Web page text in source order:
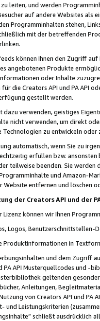
leiten, und werden
auf andere Websites als
Programminhalten stehen,
mit der betreffenden
können Ihnen den Zugriff
angebotenen Produkte
oder Inhalte
die Creators API und PA API
gestellt werden.
verwenden, geistiges
nicht verwenden, um direkt
zu entwickeln
automatisch, wenn Sie zu
erfüllen bzw. ansonsten
teilweise beenden. Sie werden
und Amazon-
Website entfernen und löschen
der Creators API und der
Lizenz können wir Ihnen
Logos, Benutzerschnittstellen-
Produktinformationen in
und dem Zugriff
PA API Musterquellcodes und
geltenden
Anleitungen,
von Creators API und PA
und Leistungskriterien
schließt ausdrücklich